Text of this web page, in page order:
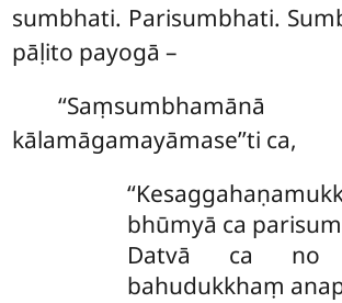
sumbhati. Parisumbhati.
pāḷito payogā –
kālamāgamayāmase’’ti ca,
bhūmyā ca
Datvā ca no
bahudukkhaṃ